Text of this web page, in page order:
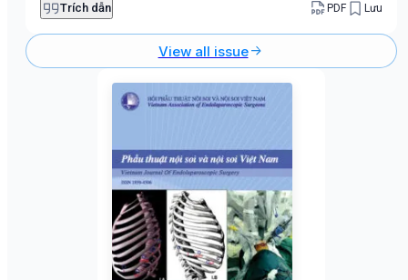
Trích dẫn PDF Lưu
View all issue